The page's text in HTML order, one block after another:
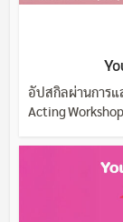
อัปสกิลผ่านการแ
Acting